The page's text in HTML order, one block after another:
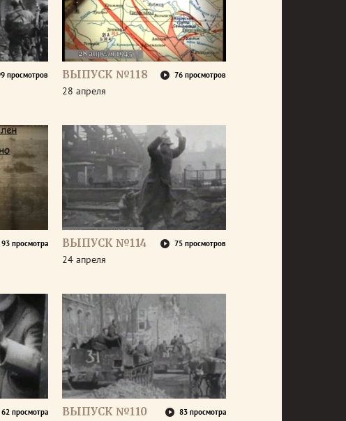
просмотров ВЫПУСК №118 76 просмотров
28 апреля
93 просмотра ВЫПУСК №114 75 просмотров
24 апреля
62 просмотра ВЫПУСК №110 83 просмотра